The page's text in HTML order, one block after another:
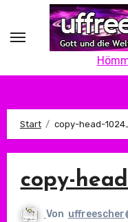
Start copy-head-
copy-
Von uffreescher